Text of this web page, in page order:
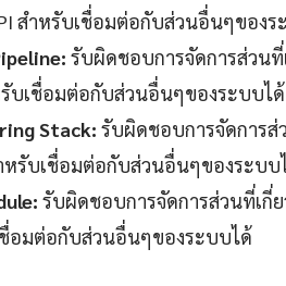
สำหรับเชื่อมต่อกับส่วนอื่นๆของร
รับผิดชอบการจัดการส่วนที่
รับเชื่อมต่อกับส่วนอื่นๆของระบบได้
Stack: รับผิดชอบการจัดการส่
หรับเชื่อมต่อกับส่วนอื่นๆของระบบ
รับผิดชอบการจัดการส่วนที่เกี่
อมต่อกับส่วนอื่นๆของระบบได้